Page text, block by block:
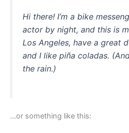
Hi there! I’m a bike
actor by night, and this is
Los Angeles, have a great
and I like piña coladas.
the rain.)
…or something like this: